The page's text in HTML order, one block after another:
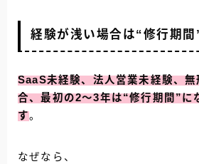
経験が浅い場合は“修行期間
SaaS未経験、法人営業未経験、
合、最初の2〜3年は“修行期間”に
す。
なぜなら、